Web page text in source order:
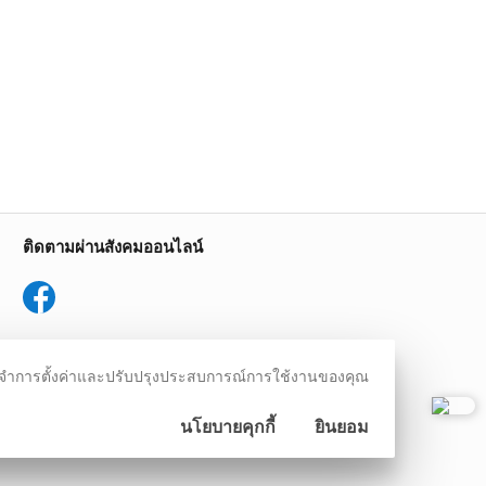
ติดตามผ่านสังคมออนไลน์
ลงทะเบียนเพื่อรับข้อเสนอและส่วนลด
ลงทะเบียน
ำการตั้งค่าและปรับปรุงประสบการณ์การใช้งานของคุณ
นโยบายคุกกี้ ยินยอม